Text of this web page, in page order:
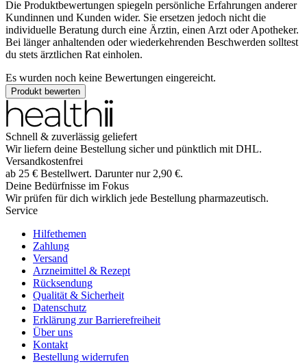
Die Produktbewertungen spiegeln persönliche Erfahrungen anderer
Kundinnen und Kunden wider. Sie ersetzen jedoch nicht die
individuelle Beratung durch eine Ärztin, einen Arzt oder Apotheker.
Bei länger anhaltenden oder wiederkehrenden Beschwerden solltest
du stets ärztlichen Rat einholen.
Es wurden noch keine Bewertungen eingereicht.
Produkt bewerten
Schnell & zuverlässig geliefert
Wir liefern deine Bestellung sicher und pünktlich mit DHL.
Versandkostenfrei
ab 25 € Bestellwert. Darunter nur 2,90 €.
Deine Bedürfnisse im Fokus
Wir prüfen für dich wirklich jede Bestellung pharmazeutisch.
Service
Hilfethemen
Zahlung
Versand
Arzneimittel & Rezept
Rücksendung
Qualität & Sicherheit
Datenschutz
Erklärung zur Barrierefreiheit
Über uns
Kontakt
Bestellung widerrufen